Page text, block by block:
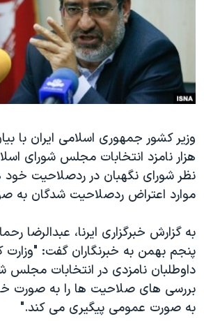
فرهنگ و زندگی
حقوق شهروندی
اقتصادی
علم و فناوری
گالری عکس
آرشیو پخش زنده
انتخابات ریاست جمهوری آمریکا ۲۰۲۴
حمله جمهوری اسلامی به اسرائیل
رمز مهسا
اعتراضات زن، زندگی، آزادی
مجموعه مستندهای دادخواهی
تریبونال مردمی آبان ۹۸
چهل سال گروگان‌گیری
قانون شفافیت دارائی کادر رهبری ایران
اعتراضات مردمی آبان ۹۸
اسرائیل در جنگ
زبانهای مختلف
وزیر کشور جمهوری اسلامی ایران با
هزار نامزد انتخابات مجلس شورای
نظر شورای نگهبان در ردصلاحیت خود
موارد اعتراض ردصلاحیت شدگان به
به گزارش خبرگزاری ایرنا، عبدالرضا
پنجم بهمن به خبرنگاران گفت: "وزارت
داوطلبان نامزدی در انتخابات مجلس
بررسی های صلاحیت ها را به صورت
به صورت عمومی پیگیری می کند."